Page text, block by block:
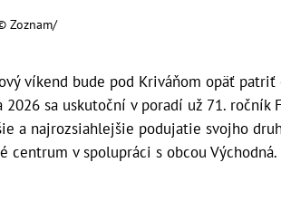
Zoznam/
víkend bude pod Kriváňom opäť
2026 sa uskutoční v poradí už 71. ročník
a najrozsiahlejšie podujatie svojho
centrum v spolupráci s obcou Východná.